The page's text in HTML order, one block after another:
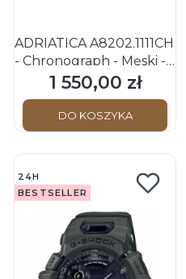
ADRIATICA A8202.1111CH
- Chronograph - Męski -
Zegarek na bransolecie
Cena
1 550,00 zł
DO KOSZYKA
24H
BESTSELLER